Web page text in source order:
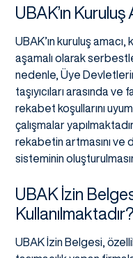
UBAK’ın
UBAK’ın kuruluş amacı,
aşamalı olarak
nedenle, Üye
taşıyıcıları arasında ve
rekabet koşullarını
çalışmalar
rekabetin artmasını ve
sisteminin
UBAK İzin
Kullanılmaktadır?
UBAK İzin Belgesi,